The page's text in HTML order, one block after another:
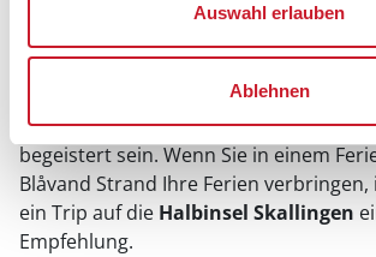
Auswahl erlauben
Ablehnen
hier das größte und einzige
Dänemarks beheimatet ist. Der Filsø
den größten Seen Dänemarks. Erst
dann renaturiert ist er heute einer der
Seen des Landes - Hobbyornithologen
begeistert sein. Wenn Sie in einem
Blåvand Strand Ihre Ferien
ein Trip auf die Halbinsel Skallingen
Empfehlung.